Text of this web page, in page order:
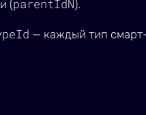
(parentIdN).
— каждый тип